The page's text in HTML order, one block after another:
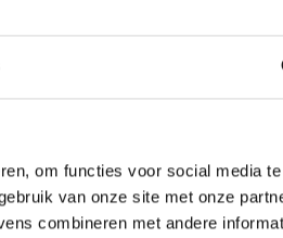
om functies voor social media
van onze site met onze
combineren met andere